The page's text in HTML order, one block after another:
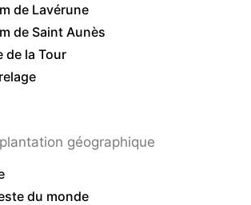
de Lavérune
de Saint Aunès
de la Tour
géographique
du monde